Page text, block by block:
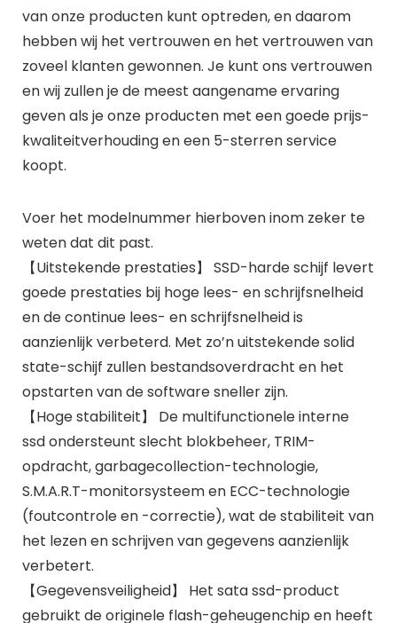
van onze producten kunt optreden, en daarom
hebben wij het vertrouwen en het vertrouwen van
zoveel klanten gewonnen. Je kunt ons vertrouwen
en wij zullen je de meest aangename ervaring
geven als je onze producten met een goede prijs-
kwaliteitverhouding en een 5-sterren service
koopt.
Voer het modelnummer hierboven inom zeker te
weten dat dit past.
【Uitstekende prestaties】 SSD-harde schijf levert
goede prestaties bij hoge lees- en schrijfsnelheid
en de continue lees- en schrijfsnelheid is
aanzienlijk verbeterd. Met zo’n uitstekende solid
state-schijf zullen bestandsoverdracht en het
opstarten van de software sneller zijn.
【Hoge stabiliteit】 De multifunctionele interne
ssd ondersteunt slecht blokbeheer, TRIM-
opdracht, garbagecollection-technologie,
S.M.A.R.T-monitorsysteem en ECC-technologie
(foutcontrole en -correctie), wat de stabiliteit van
het lezen en schrijven van gegevens aanzienlijk
verbetert.
【Gegevensveiligheid】 Het sata ssd-product
gebruikt de originele flash-geheugenchip en heeft